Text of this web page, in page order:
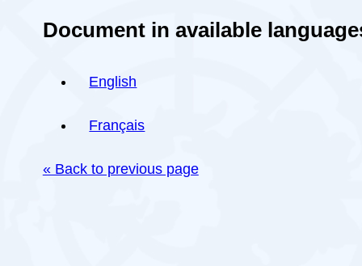
Document in available
English
Français
« Back to previous page